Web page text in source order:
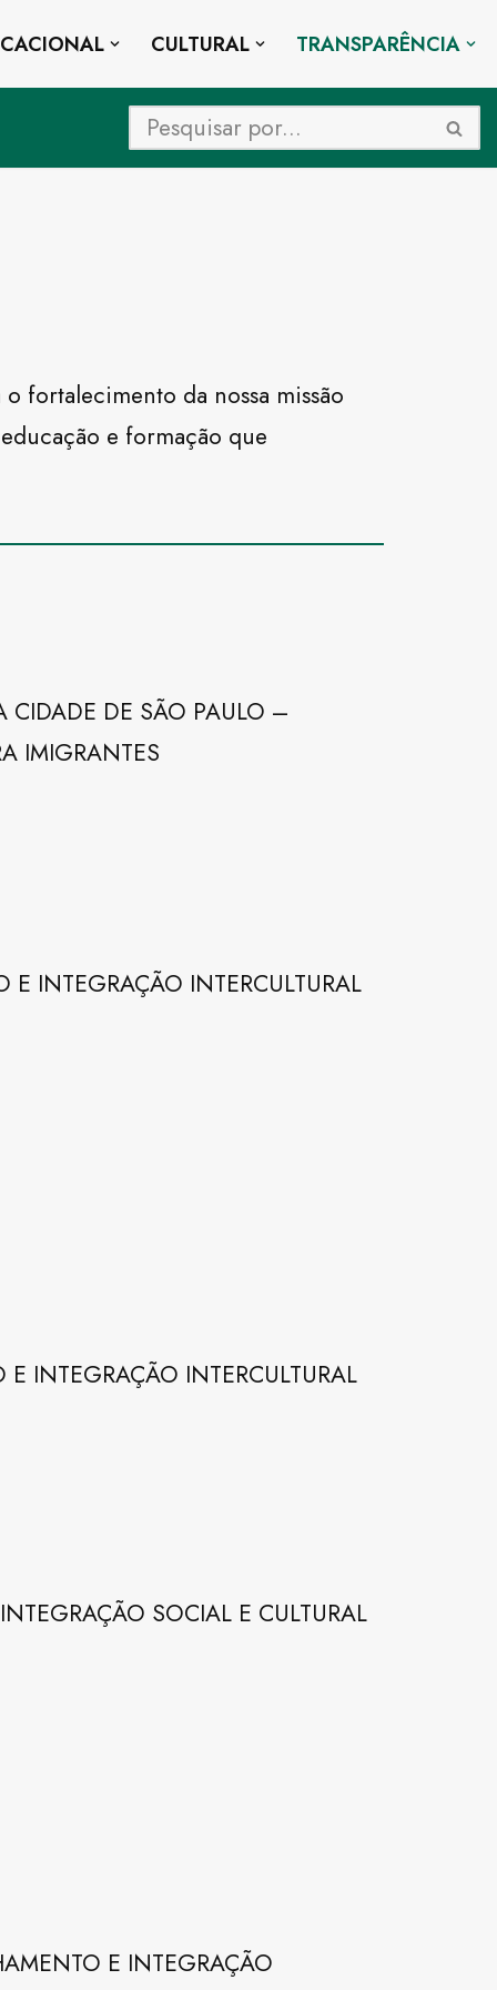
CULTURAL TRANSPARÊNCIA
fortalecimento da nossa missão
e formação que
CIDADE DE SÃO PAULO –
IMIGRANTES
INTEGRAÇÃO INTERCULTURAL
INTEGRAÇÃO INTERCULTURAL
SOCIAL E CULTURAL
E INTEGRAÇÃO